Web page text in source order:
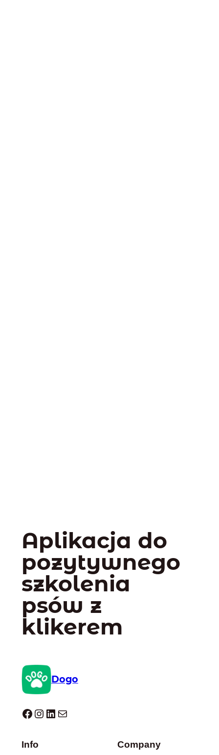
Aplikacja do
pozytywnego
szkolenia
psów z
klikerem
Dogo
Dogo facebook InstagramLinkedIn Mail
Info Company